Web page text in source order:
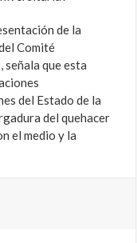
de la
Comité
, señala que esta
del Estado de la
del quehacer
el medio y la